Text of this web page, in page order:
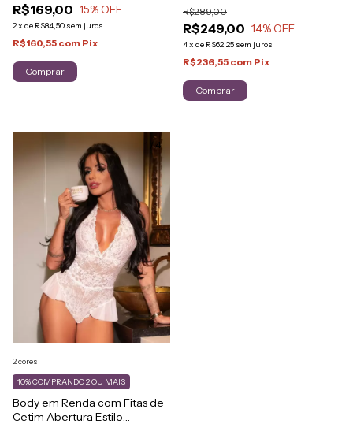
R$169,00 15% OFF
2x de R$84,50 sem juros
R$160,55 com Pix
Comprar
R$249,00
R$289,00
14% OFF
4x de R$62,25 sem juros
R$236,55 com Pix
Comprar
1 /4
Body em Renda com Fitas de
Cetim Abertura Estilo
10%COMPRANDO 2 OU MAIS
2 cores